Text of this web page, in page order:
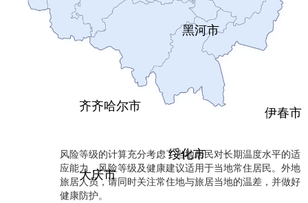
黑河市
齐齐哈尔市
大庆市
绥化市
伊春市
风险等级的计算充分考虑了当地居民对长期温度水平的适
应能力，风险等级及健康建议适用于当地常住居民。外地
旅居人员，请同时关注常住地与旅居当地的温差，并做好
健康防护。